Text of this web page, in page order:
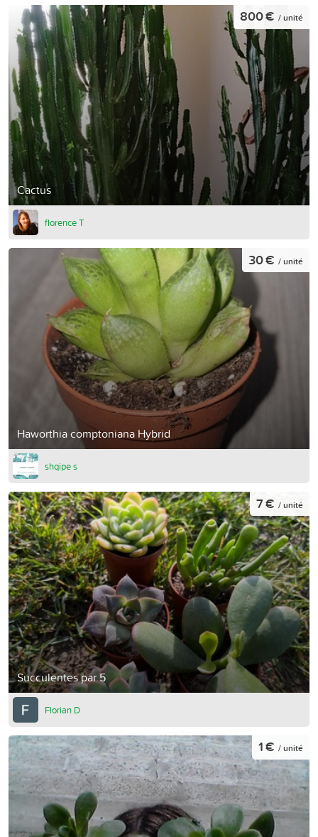
Cactus
800 € / unité
florence T
Haworthia comptoniana Hybrid
30 € / unité
shqipe s
Succulentes par 5
7 € / unité
Florian D
1 € / unité